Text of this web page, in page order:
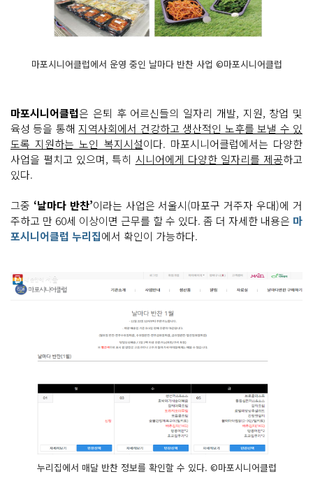
마포시니어클럽에서 운영 중인 날마다 반찬 사업 ©마포시니어클럽
마포시니어클럽은 은퇴 후 어르신들의 일자리 개발, 지원, 창업 및
육성 등을 통해지역사회에서 건강하고 생산적인 노후를 보낼 수 있
도록 지원하는 노인 복지시설이다. 마포시니어클럽에서는 다양한
사업을 펼치고 있으며, 특히 시니어에게 다양한 일자리를 제공하고
있다.
그중 ‘날마다 반찬’이라는 사업은 서울시(마포구 거주자 우대)에 거
주하고 만 60세 이상이면 근무를 할 수 있다. 좀 더 자세한 내용은 마
포시니어클럽 누리집에서 확인이 가능하다.
누리집에서 매달 반찬 정보를 확인할 수 있다. ©마포시니어클럽